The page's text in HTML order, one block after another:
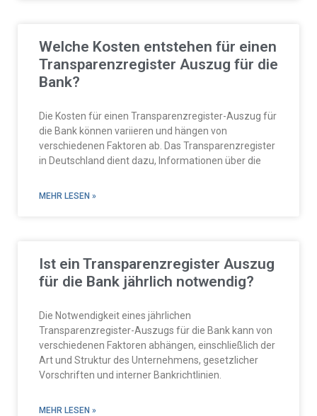
Welche Kosten entstehen für einen
Transparenzregister Auszug für die
Bank?
Die Kosten für einen Transparenzregister-Auszug für
die Bank können variieren und hängen von
verschiedenen Faktoren ab. Das Transparenzregister
in Deutschland dient dazu, Informationen über die
MEHR LESEN »
Ist ein Transparenzregister Auszug
für die Bank jährlich notwendig?
Die Notwendigkeit eines jährlichen
Transparenzregister-Auszugs für die Bank kann von
verschiedenen Faktoren abhängen, einschließlich der
Art und Struktur des Unternehmens, gesetzlicher
Vorschriften und interner Bankrichtlinien.
MEHR LESEN »